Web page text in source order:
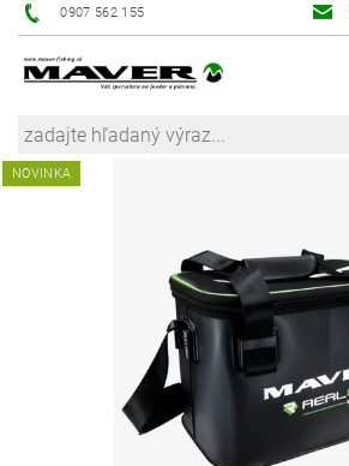
0907 562 155
NOVINKA